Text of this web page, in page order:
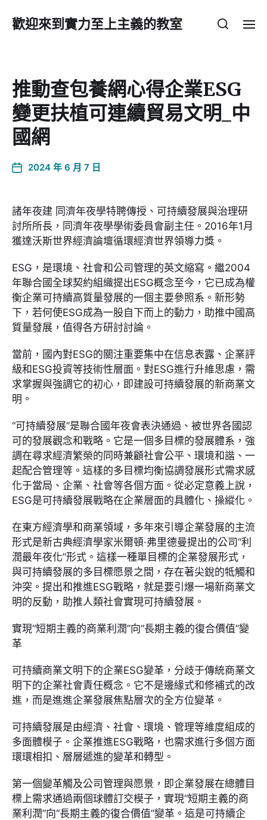
歡迎來到實力至上主義的教室
推動查包養網心得企業ESG
變更扶植可連續貿易文明_中
國網
2024 年 6 月 7 日
諸年夜建 同濟年夜學特聘傳授、可持續發展與治理研
討所所長，同濟年夜學學術委員會副主任。2016年1月
獲達沃斯世界經濟論壇循環經濟世界領導力獎。
ESG，是環境、社會和公司管理的英文縮寫。繼2004
年聯合國全球契約組織提出ESG概念至今，它已成為權
衡企業可持續高質量發展的一個主要參照系。新形勢
下，若何使ESG成為一股自下而上的動力，助推中國高
質量發展，值得各方研討討論。
當前，國內對ESG的關注重要集中在信息表露、企業評
級和ESG投資等技術性層面。對ESG進行升維思慮，需
求掌握與強調它的初心，即建設可持續發展的新商業文
明。
“可持續發展”是聯合國年夜會表決通過、被世界各國認
可的發展觀念和戰略。它是一個多目標的發展體系，強
調在尋求經濟繁榮的同時兼顧社會公平、環境和諧、一
起配合管理等。這樣的多目標均衡協調發展形式需求感
化于當局、企業、社會等各個方面。從必定意義上說，
ESG是可持續發展戰略在企業層面的具體化、操縱化。
在東方經濟學和商業領域，多年來引導企業發展的主流
形式是新古典經濟學家米爾頓·弗里德曼提出的公司“利
潤最年夜化”形式。這樣一種單目標的企業發展形式，
與可持續發展的多目標愿景之間，存在著尖銳的牴觸和
沖突。提出和推進ESG戰略，就是要引爆一場新商業文
明的反動，助推人類社會實現可持續發展。
實現“短期主義的商業利潤”向“長期主義的復合價值”變
革
可持續商業文明下的企業ESG變革，分歧于傳統商業文
明下的企業社會責任概念。它不是邊緣式和修補式的改
進，而是進進企業發展焦點層次的全方位變革。
可持續發展是由經濟、社會、環境、管理等維度組成的
多面體模子。企業推進ESG戰略，也需求進行多個方面
環環相扣、層層遞進的變革和轉型。
第一個變革觸及公司管理與愿景，即企業發展在總體目
標上需求通過兩個球體訂交模子，實現“短期主義的商
業利潤”向“長期主義的復合價值”變革。這是可持續企